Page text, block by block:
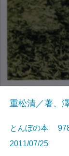
重松清／著、
とんぼの本
2011/07/25